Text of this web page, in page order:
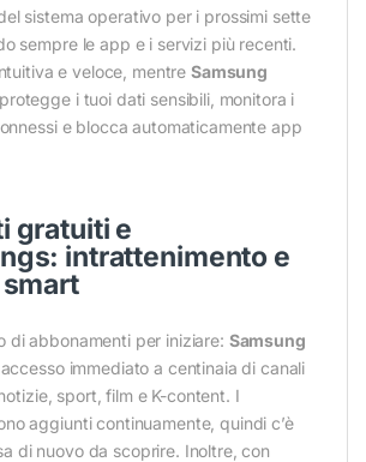
sistema operativo per i prossimi sette
sempre le app e i servizi più recenti.
e veloce, mentre Samsung
protegge i tuoi dati sensibili, monitora i
e blocca automaticamente app
gratuiti e
intrattenimento e
di abbonamenti per iniziare: Samsung
immediato a centinaia di canali
sport, film e K-content. I
aggiunti continuamente, quindi c’è
di nuovo da scoprire. Inoltre, con